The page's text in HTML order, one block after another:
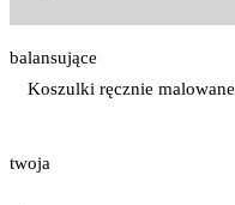
balansujące
Koszulki ręcznie malowane
twoja